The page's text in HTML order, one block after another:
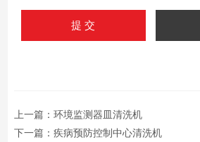
上一篇： 环境监测器皿清洗机
下一篇： 疾病预防控制中心清洗机